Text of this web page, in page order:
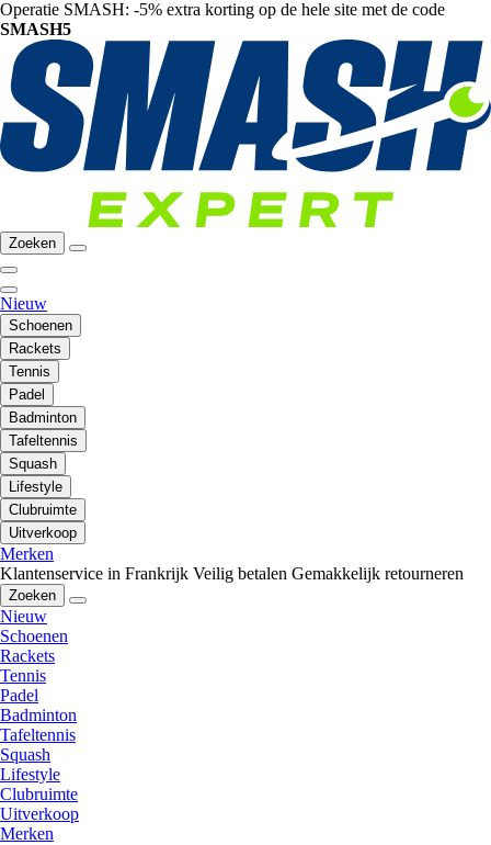
Operatie SMASH: -5% extra korting op de hele site met de code
SMASH5
Zoeken
Nieuw
Schoenen
Rackets
Tennis
Padel
Badminton
Tafeltennis
Squash
Lifestyle
Clubruimte
Uitverkoop
Merken
Klantenservice in Frankrijk Veilig betalen Gemakkelijk retourneren
Zoeken
Nieuw
Schoenen
Rackets
Tennis
Padel
Badminton
Tafeltennis
Squash
Lifestyle
Clubruimte
Uitverkoop
Merken